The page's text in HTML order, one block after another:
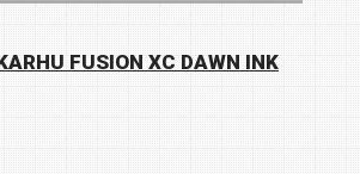
FUSION XC DAWN INK